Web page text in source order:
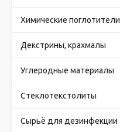
Химические поглотители
Декстрины, крахмалы
Углеродные материалы
Стеклотекстолиты
Сырьё для дезинфекции